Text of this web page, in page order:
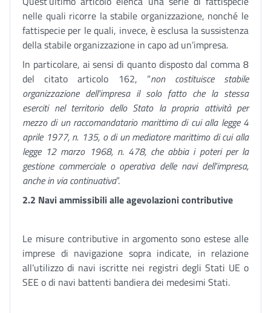
nelle quali ricorre la stabile organizzazione, nonché le
fattispecie per le quali, invece, è esclusa la sussistenza
della stabile organizzazione in capo ad un’impresa.
In particolare, ai sensi di quanto disposto dal comma 8
del citato articolo 162, “non costituisce stabile
organizzazione dell'impresa il solo fatto che la stessa
eserciti nel territorio dello Stato la propria attività per
mezzo di un raccomandatario marittimo di cui alla legge 4
aprile 1977, n. 135, o di un mediatore marittimo di cui alla
legge 12 marzo 1968, n. 478, che abbia i poteri per la
gestione commerciale o operativa delle navi dell'impresa,
anche in via continuativa”.
2.2 Navi ammissibili alle agevolazioni contributive
Le misure contributive in argomento sono estese alle
imprese di navigazione sopra indicate, in relazione
all’utilizzo di navi iscritte nei registri degli Stati UE o
SEE o di navi battenti bandiera dei medesimi Stati.